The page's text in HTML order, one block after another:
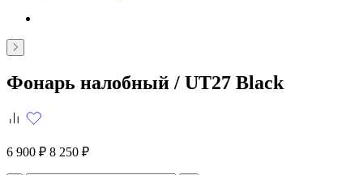
Фонарь налобный / UT27 Black
6 900 ₽ 8 250 ₽